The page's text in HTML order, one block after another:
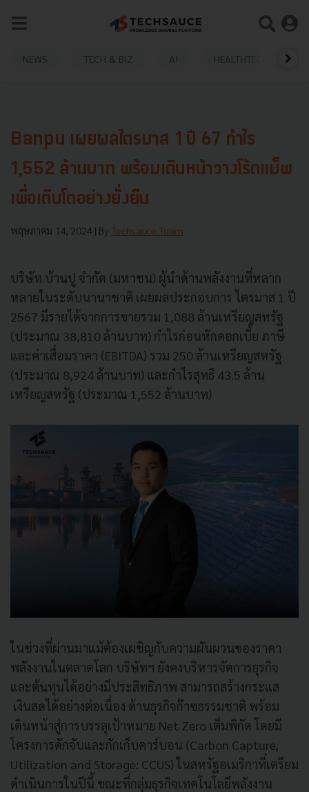
NEWS TECH & BIZ AI HEALTHTECH
Banpu เผยผลไตรมาส 1 ปี 67 กำไร
1,552 ล้านบาท พร้อมเดินหน้าวางโร้ดแม็พ
เพื่อเติบโตอย่างยั่งยืน
พฤษภาคม 14, 2024 | By Techsauce Team
บริษัท บ้านปู จำกัด (มหาชน) ผู้นำด้านพลังงานที่หลาก
หลายในระดับนานาชาติ เผยผลประกอบการ ไตรมาส 1 ปี
2567 มีรายได้จากการขายรวม 1,088 ล้านเหรียญสหรัฐ
(ประมาณ 38,810 ล้านบาท) กำไรก่อนหักดอกเบี้ย ภาษี
และค่าเสื่อมราคา (EBITDA) รวม 250 ล้านเหรียญสหรัฐ
(ประมาณ 8,924 ล้านบาท) และกำไรสุทธิ 43.5 ล้าน
เหรียญสหรัฐ (ประมาณ 1,552 ล้านบาท)
ในช่วงที่ผ่านมาแม้ต้องเผชิญกับความผันผวนของราคา
พลังงานในตลาดโลก บริษัทฯ ยังคงบริหารจัดการธุรกิจ
และต้นทุนได้อย่างมีประสิทธิภาพ สามารถสร้างกระแส
เงินสดได้อย่างต่อเนื่อง ด้านธุรกิจก๊าซธรรมชาติ พร้อม
เดินหน้าสู่การบรรลุเป้าหมาย Net Zero เต็มพิกัด โดยมี
โครงการดักจับและกักเก็บคาร์บอน (Carbon Capture,
Utilization and Storage: CCUS) ในสหรัฐอเมริกาที่เตรียม
ดำเนินการในปีนี้ ขณะที่กลุ่มธุรกิจเทคโนโลยีพลังงาน